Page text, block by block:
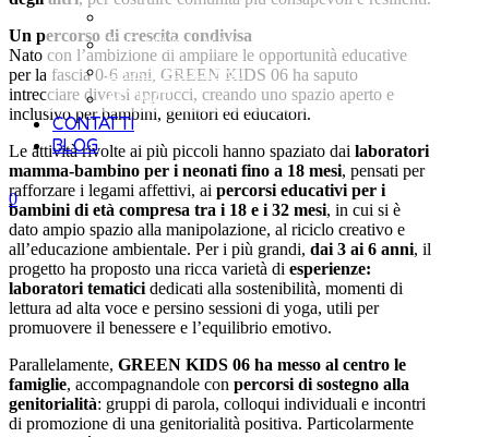
THE MILKY WAY
LASCITI SOLIDALI
ATTIVATI
CONTATTI
BLOG
0
Un percorso di crescita condivisa
Nato con l’ambizione di ampliare le opportunità educative
per la fascia 0-6 anni, GREEN KIDS 06 ha saputo
intrecciare diversi approcci, creando uno spazio aperto e
inclusivo per bambini, genitori ed educatori.
Le attività rivolte ai più piccoli hanno spaziato dai laboratori
mamma-bambino per i neonati fino a 18 mesi, pensati per
rafforzare i legami affettivi, ai percorsi educativi per i
bambini di età compresa tra i 18 e i 32 mesi, in cui si è
dato ampio spazio alla manipolazione, al riciclo creativo e
all’educazione ambientale. Per i più grandi, dai 3 ai 6 anni, il
progetto ha proposto una ricca varietà di esperienze:
laboratori tematicidedicati alla sostenibilità, momenti di
lettura ad alta voce e persino sessioni di yoga, utili per
promuovere il benessere e l’equilibrio emotivo.
Parallelamente, GREEN KIDS 06 ha messo al centro le
famiglie, accompagnandole con percorsi di sostegno alla
genitorialità: gruppi di parola, colloqui individuali e incontri
di promozione di una genitorialità positiva. Particolarmente